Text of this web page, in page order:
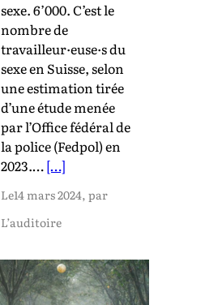
sexe. 6’000. C’est le
nombre de
travailleur·euse·s du
sexe en Suisse, selon
une estimation tirée
d’une étude menée
par l’Office fédéral de
la police (Fedpol) en
2023.…[…]
Le14 mars 2024, par
L’auditoire